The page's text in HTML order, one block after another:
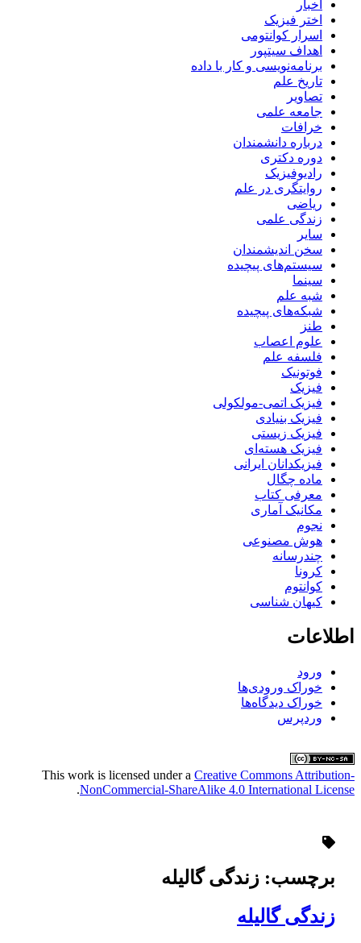
اخبار
اختر فیزیک
اسرار کوانتومی
اهداف سیتپور
برنامه‌نویسی و کار با داده
تاریخ علم
تصاویر
جامعه علمی
خرافات
درباره دانشمندان
دوره دکتری
رادیوفیزیک
روایتگری در علم
ریاضی
زندگی علمی
سایر
سخن اندیشمندان
سیستم‌های پیچیده
سینما
شبه علم
شبکه‌های پیچیده
طنز
علوم اعصاب
فلسفه علم
فوتونیک
فیزیک
فیزیک اتمی-مولکولی
فیزیک بنیادی
فیزیک زیستی
فیزیک هسته‌ای
فیزیکدانان ایرانی
ماده چگال
معرفی کتاب
مکانیک آماری
نجوم
هوش مصنوعی
چندرسانه
کرونا
کوانتوم
کیهان شناسی
اطلاعات
ورود
خوراک ورودی‌ها
خوراک دیدگاه‌ها
وردپرس
This work is licensed under a Creative Commons Attribution-
NonCommercial-ShareAlike 4.0 International License
.
برچسب: زندگی گالیله
زندگی گالیله